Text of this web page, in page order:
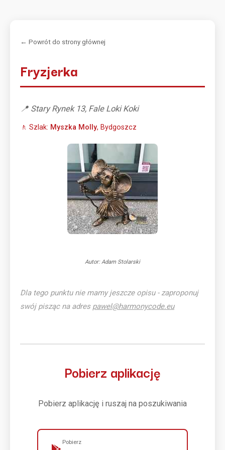
← Powrót do strony głównej
Fryzjerka
📍 Stary Rynek 13, Fale Loki Koki
🚶 Szlak: Myszka Molly, Bydgoszcz
Autor: Adam Stolarski
Dla tego punktu nie mamy jeszcze opisu - zaproponuj
swój pisząc na adres pawel@harmonycode.eu
Pobierz aplikację
Pobierz aplikację i ruszaj na poszukiwania
Pobierz